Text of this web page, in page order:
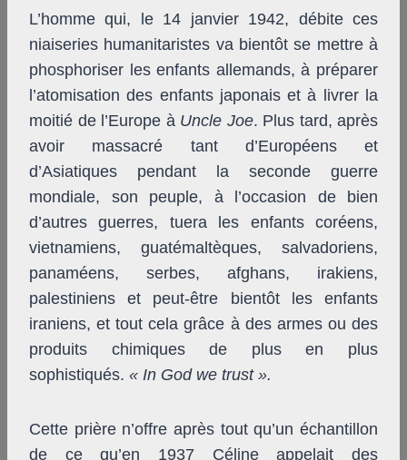
L’homme qui, le 14 janvier 1942, débite ces
niaiseries humanitaristes va bientôt se mettre à
phosphoriser les enfants allemands, à préparer
l’atomisation des enfants japonais et à livrer la
moitié de l’Europe à Uncle Joe. Plus tard, après
avoir massacré tant d’Européens et
d’Asiatiques pendant la seconde guerre
mondiale, son peuple, à l’occasion de bien
d’autres guerres, tuera les enfants coréens,
vietnamiens, guatémaltèques, salvadoriens,
panaméens, serbes, afghans, irakiens,
palestiniens et peut-être bientôt les enfants
iraniens, et tout cela grâce à des armes ou des
produits chimiques de plus en plus
sophistiqués. « In God we trust ».
Cette prière n’offre après tout qu’un échantillon
de ce qu’en 1937 Céline appelait des